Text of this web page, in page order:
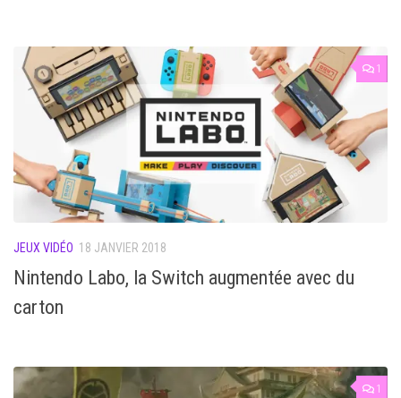
1
JEUX VIDÉO 18 JANVIER 2018
Nintendo Labo, la Switch augmentée avec du
carton
1